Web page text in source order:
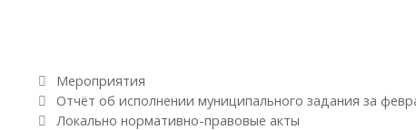
Рубрики
Мероприятия
Навигация по записям
Отчёт об исполнении муниципального задания за
Локально нормативно-правовые акты